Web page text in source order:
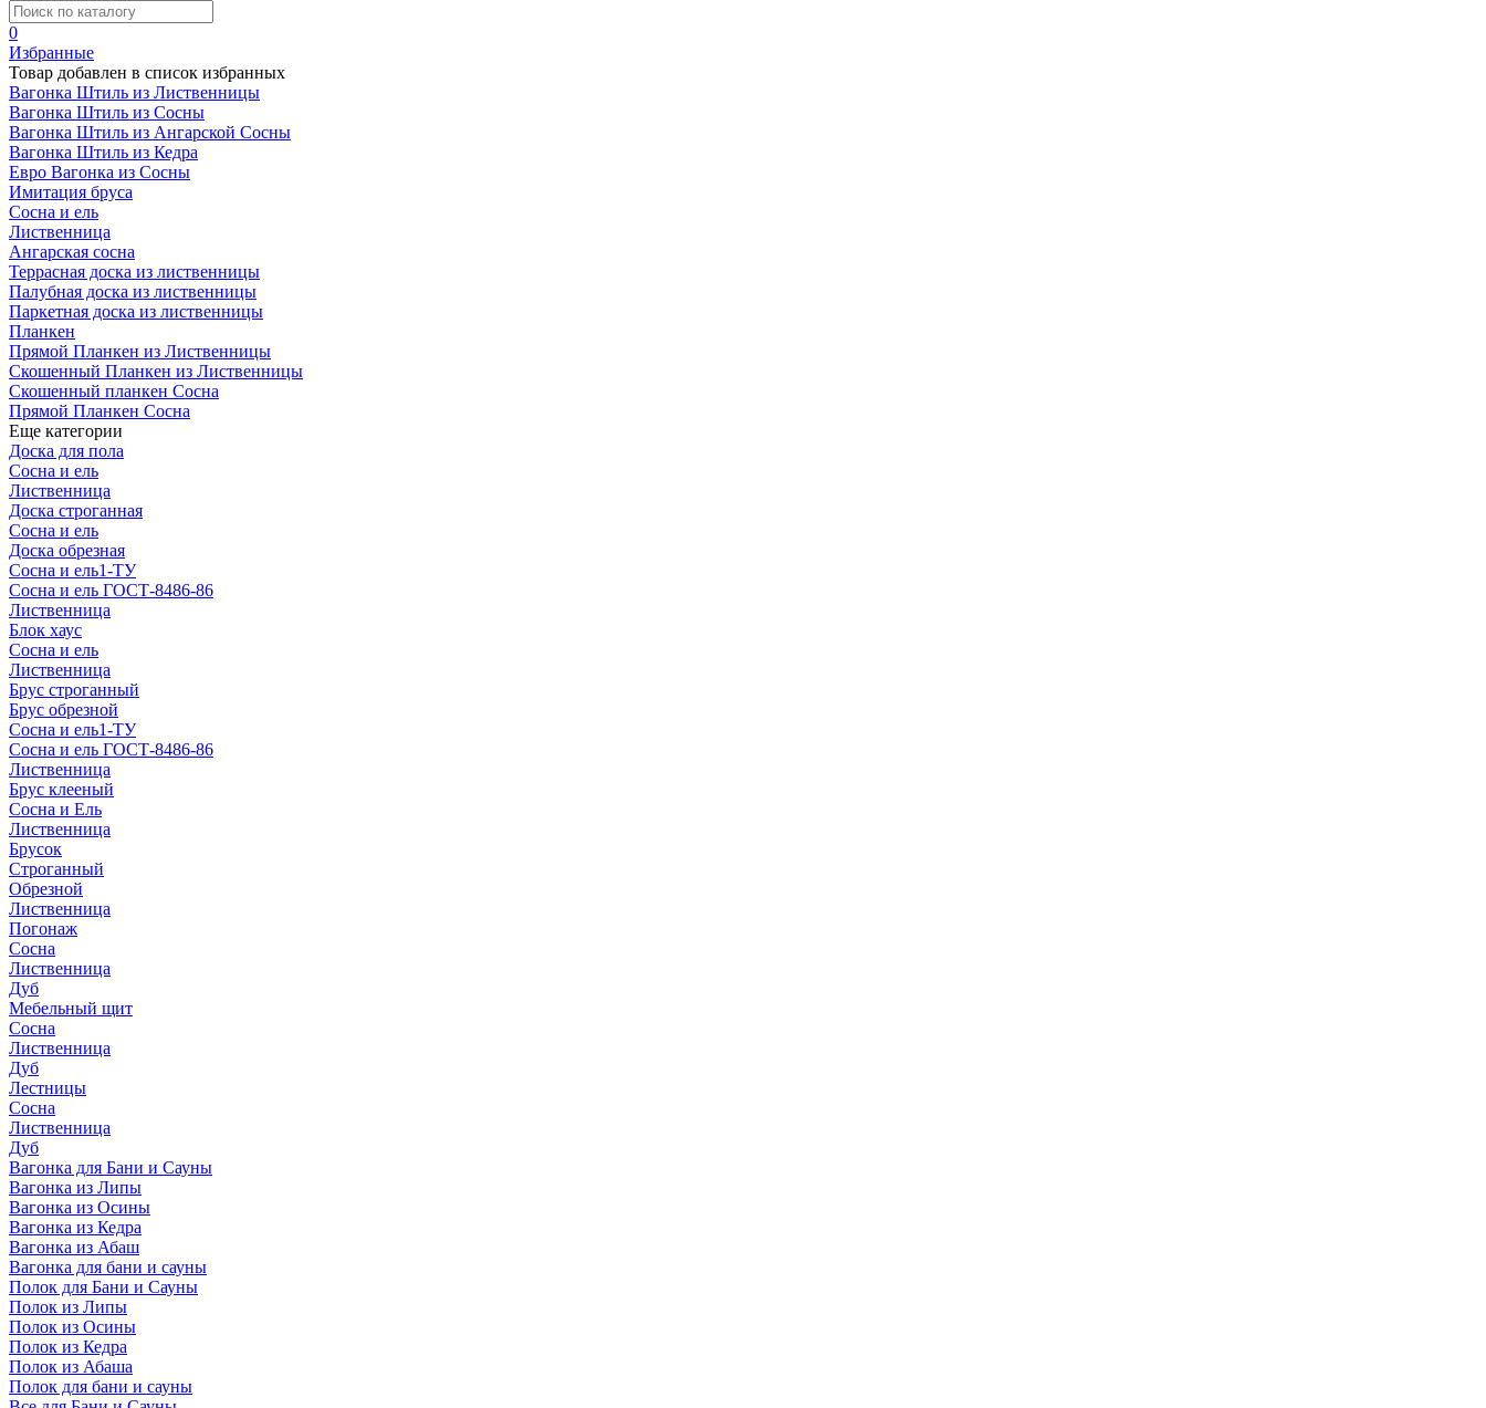
0
Избранные
Товар добавлен в список избранных
Вагонка Штиль из Лиственницы
Вагонка Штиль из Сосны
Вагонка Штиль из Ангарской Сосны
Вагонка Штиль из Кедра
Евро Вагонка из Сосны
Имитация бруса
Сосна и ель
Лиственница
Ангарская сосна
Террасная доска из лиственницы
Палубная доска из лиственницы
Паркетная доска из лиственницы
Планкен
Прямой Планкен из Лиственницы
Скошенный Планкен из Лиственницы
Скошенный планкен Сосна
Прямой Планкен Сосна
Еще категории
Доска для пола
Сосна и ель
Лиственница
Доска строганная
Сосна и ель
Доска обрезная
Сосна и ель1-ТУ
Сосна и ель ГОСТ-8486-86
Лиственница
Блок хаус
Сосна и ель
Лиственница
Брус строганный
Брус обрезной
Сосна и ель1-ТУ
Сосна и ель ГОСТ-8486-86
Лиственница
Брус клееный
Сосна и Ель
Лиственница
Брусок
Строганный
Обрезной
Лиственница
Погонаж
Сосна
Лиственница
Дуб
Мебельный щит
Сосна
Лиственница
Дуб
Лестницы
Сосна
Лиственница
Дуб
Вагонка для Бани и Сауны
Вагонка из Липы
Вагонка из Осины
Вагонка из Кедра
Вагонка из Абаш
Вагонка для бани и сауны
Полок для Бани и Сауны
Полок из Липы
Полок из Осины
Полок из Кедра
Полок из Абаша
Полок для бани и сауны